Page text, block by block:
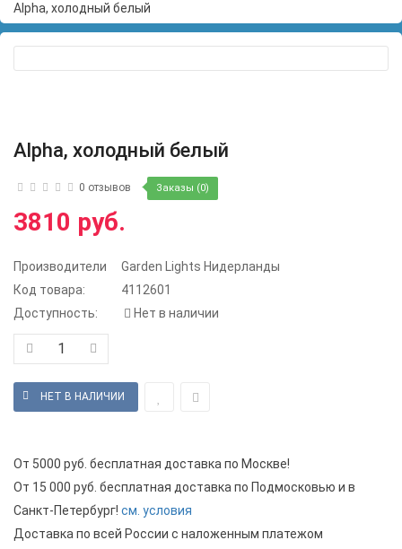
Alpha, холодный белый
Alpha, холодный белый
0 отзывов Заказы (0)
3810 руб.
Производители
Garden Lights Нидерланды
Код товара:
4112601
Доступность:
Нет в наличии
От 5000 руб. бесплатная доставка по Москве!
От 15 000 руб. бесплатная доставка по Подмосковью и в
Санкт-Петербург! см. условия
Доставка по всей России с наложенным платежом